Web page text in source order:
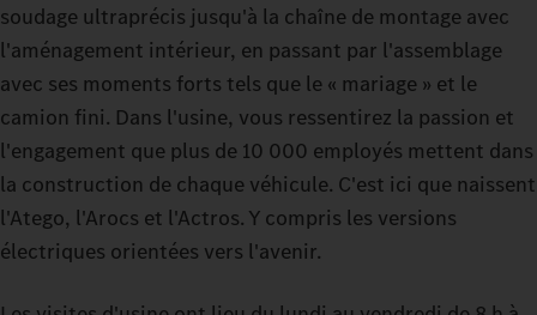
soudage ultraprécis jusqu'à la chaîne de montage avec
l'aménagement intérieur, en passant par l'assemblage
avec ses moments forts tels que le « mariage » et le
camion fini. Dans l'usine, vous ressentirez la passion et
l'engagement que plus de 10 000 employés mettent dans
la construction de chaque véhicule. C'est ici que naissent
l'Atego, l'Arocs et l'Actros. Y compris les versions
électriques orientées vers l'avenir.